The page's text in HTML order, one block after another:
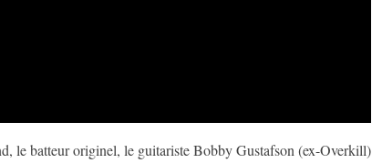
le batteur originel, le guitariste Bobby Gustafson (ex-Overkill)